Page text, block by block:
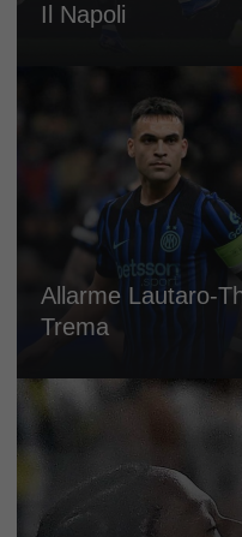
Il Napoli
Allarme Lautaro-
Trema